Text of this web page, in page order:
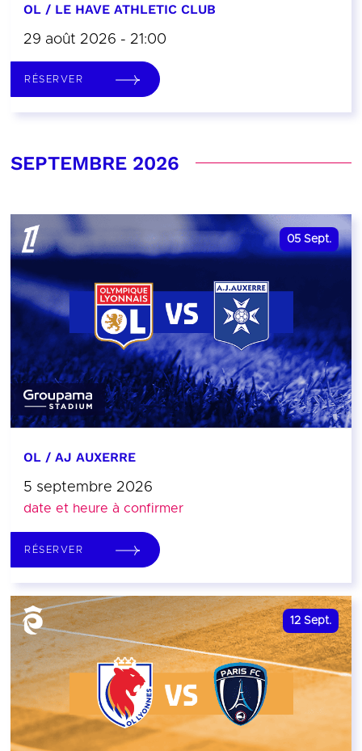
OL / LE HAVE ATHLETIC CLUB
29 août 2026 - 21:00
RÉSERVER
SEPTEMBRE 2026
05 Sept.
OL / AJ AUXERRE
5 septembre 2026
date et heure à confirmer
RÉSERVER
12 Sept.